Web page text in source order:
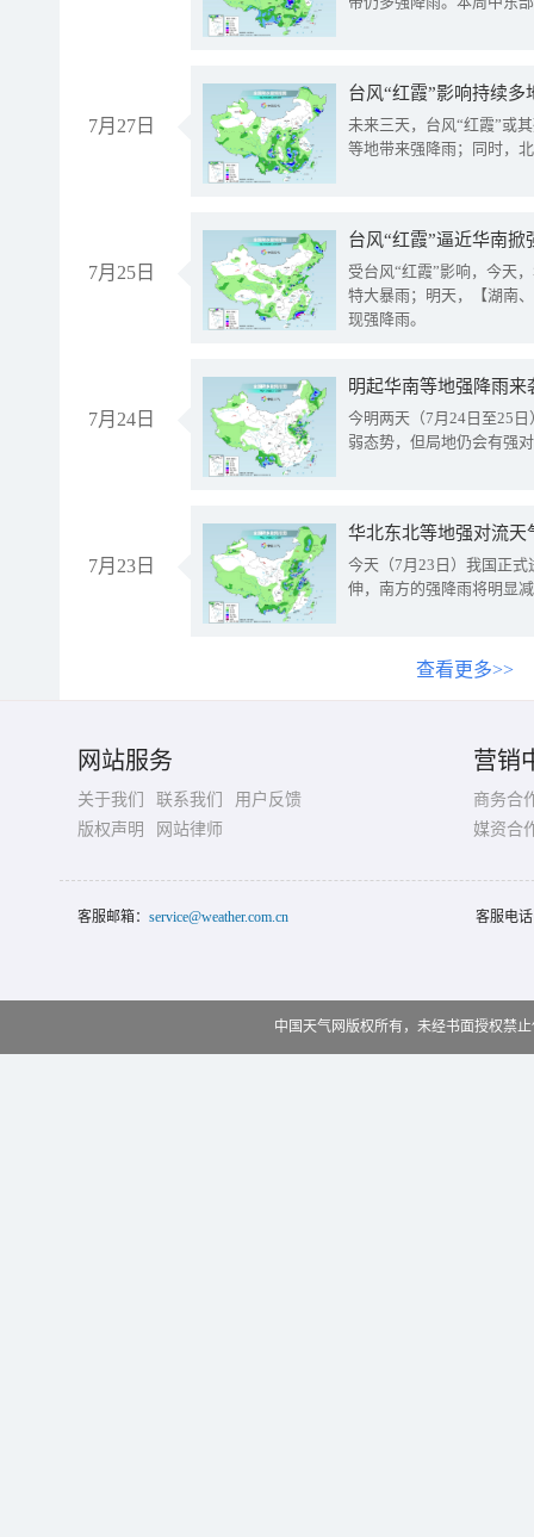
7月27日
台风“红霞”影响持续
未来三天，台风“红霞”或
等地带来强降雨；同时，
7月25日
台风“红霞”逼近华南
受台风“红霞”影响，今天
特大暴雨；明天，【湖南
现强降雨。
7月24日
明起华南等地强降雨
今明两天（7月24日至25
弱态势，但局地仍会有强
7月23日
华北东北等地强对流天
今天（7月23日）我国正
伸，南方的强降雨将明显
查看更多>>
网站服务
关于我们 联系我们
用户反馈
版权声明
网站律师
营销
商务合
媒资合
客服邮箱： service@weather.com.cn 客服电
中国天气网版权所有，未经书面授权